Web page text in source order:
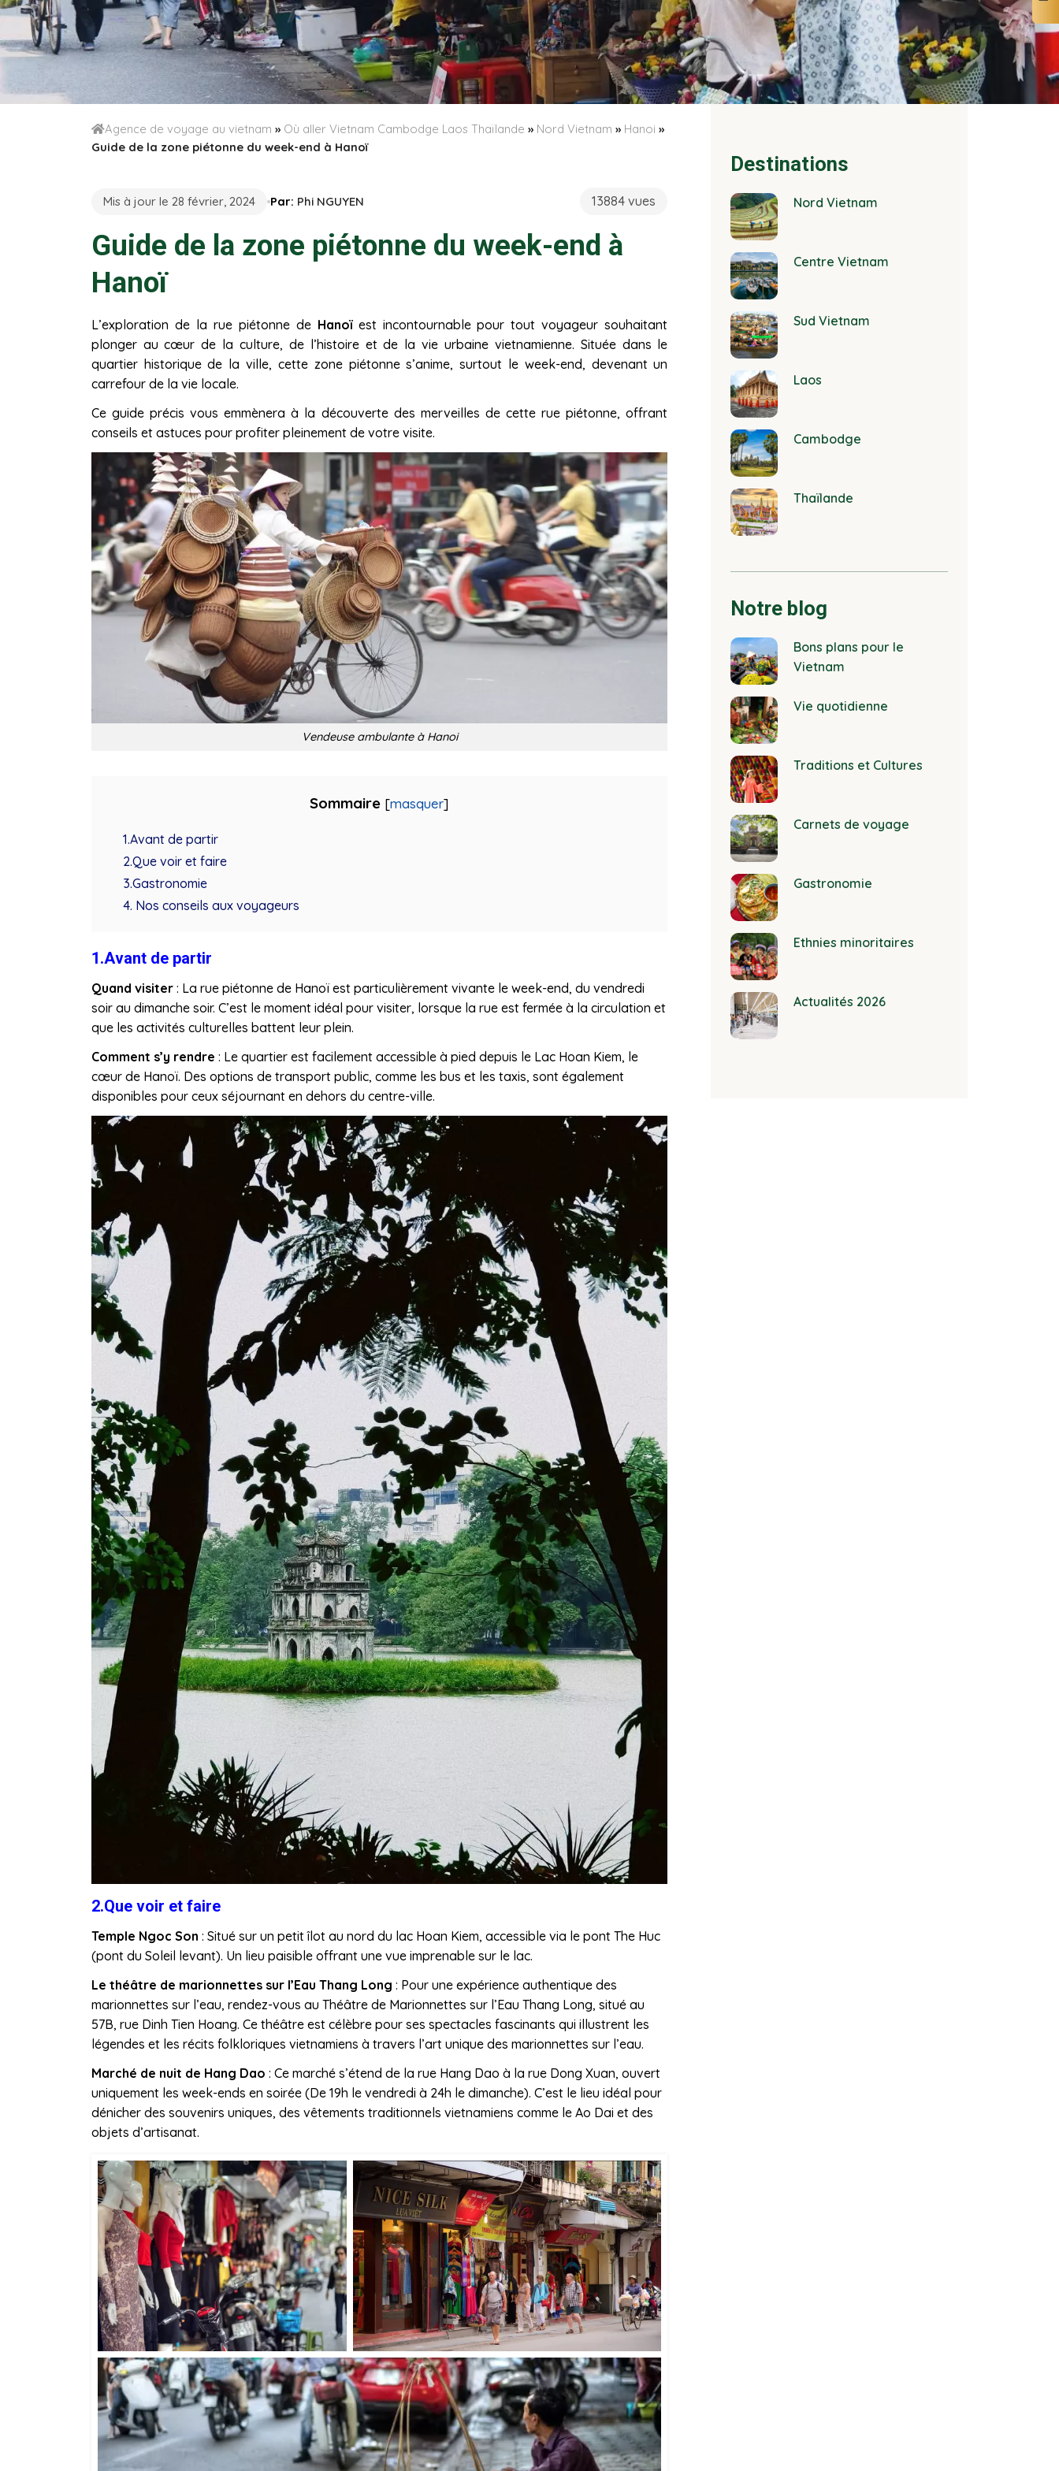
Agence de voyage au vietnam » Où aller Vietnam Cambodge Laos Thaïlande » Nord Vietnam » Hanoi »
Guide de la zone piétonne du week-end à Hanoï
Mis à jour le 28 février, 2024 Par: Phi NGUYEN 13884 vues
Guide de la zone piétonne du week-end à
Hanoï
L’exploration de la rue piétonne de Hanoïest incontournable pour tout voyageur souhaitant
plonger au cœur de la culture, de l’histoire et de la vie urbaine vietnamienne. Située dans le
quartier historique de la ville, cette zone piétonne s’anime, surtout le week-end, devenant un
carrefour de la vie locale.
Ce guide précis vous emmènera à la découverte des merveilles de cette rue piétonne, offrant
conseils et astuces pour profiter pleinement de votre visite.
Vendeuse ambulante à Hanoi
Sommaire [masquer]
1.Avant de partir
2.Que voir et faire
3.Gastronomie
4. Nos conseils aux voyageurs
1.Avant de partir
Quand visiter: La rue piétonne de Hanoï est particulièrement vivante le week-end, du vendredi
soir au dimanche soir. C’est le moment idéal pour visiter, lorsque la rue est fermée à la circulation et
que les activités culturelles battent leur plein.
Comment s’y rendre : Le quartier est facilement accessible à pied depuis le Lac Hoan Kiem, le
cœur de Hanoï. Des options de transport public, comme les bus et les taxis, sont également
disponibles pour ceux séjournant en dehors du centre-ville.
2.Que voir et faire
Temple Ngoc Son : Situé sur un petit îlot au nord du lac Hoan Kiem, accessible via le pont The Huc
(pont du Soleil levant). Un lieu paisible offrant une vue imprenable sur le lac.
Le théâtre de marionnettes sur l’Eau Thang Long : Pour une expérience authentique des
marionnettes sur l’eau, rendez-vous au Théâtre de Marionnettes sur l’Eau Thang Long, situé au
57B, rue Dinh Tien Hoang. Ce théâtre est célèbre pour ses spectacles fascinants qui illustrent les
légendes et les récits folkloriques vietnamiens à travers l’art unique des marionnettes sur l’eau.
Marché de nuit de Hang Dao : Ce marché s’étend de la rue Hang Dao à la rue Dong Xuan, ouvert
uniquement les week-ends en soirée (De 19h le vendredi à 24h le dimanche). C’est le lieu idéal pour
dénicher des souvenirs uniques, des vêtements traditionnels vietnamiens comme le Ao Dai et des
objets d’artisanat.
Destinations
Nord Vietnam
Centre Vietnam
Sud Vietnam
Laos
Cambodge
Thaïlande
Notre blog
Bons plans pour le
Vietnam
Vie quotidienne
Traditions et Cultures
Carnets de voyage
Gastronomie
Ethnies minoritaires
Actualités 2026